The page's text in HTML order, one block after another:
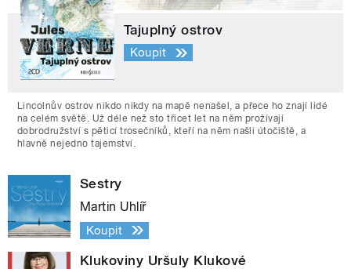
Tajuplný ostrov
Koupit
Lincolnův ostrov nikdo nikdy na mapě nenašel, a přece ho znají lidé
na celém světě. Už déle než sto třicet let na něm prožívají
dobrodružství s pěticí trosečníků, kteří na něm našli útočiště, a
hlavně nejedno tajemství.
Sestry
Martin Uhlíř
Koupit
Klukoviny Uršuly Klukové